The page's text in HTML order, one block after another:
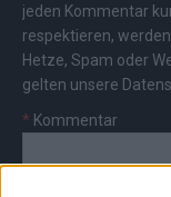
jeden Kommentar
respektieren,
Hetze, Spam oder
gelten unsere
* Kommentar